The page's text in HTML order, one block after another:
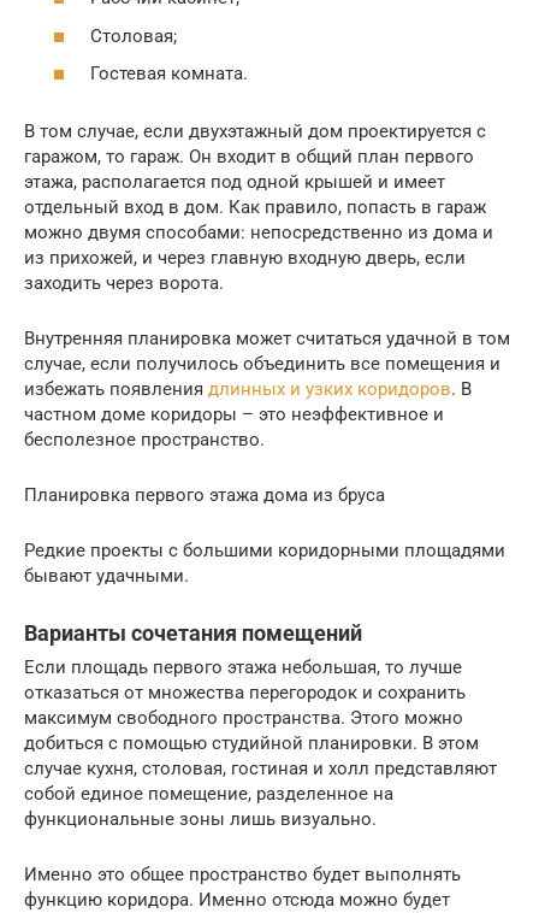
Столовая;
Гостевая комната.
В том случае, если двухэтажный дом проектируется с
гаражом, то гараж. Он входит в общий план первого
этажа, располагается под одной крышей и имеет
отдельный вход в дом. Как правило, попасть в гараж
можно двумя способами: непосредственно из дома и
из прихожей, и через главную входную дверь, если
заходить через ворота.
Внутренняя планировка может считаться удачной в том
случае, если получилось объединить все помещения и
избежать появления длинных и узких коридоров. В
частном доме коридоры – это неэффективное и
бесполезное пространство.
Планировка первого этажа дома из бруса
Редкие проекты с большими коридорными площадями
бывают удачными.
Варианты сочетания помещений
Если площадь первого этажа небольшая, то лучше
отказаться от множества перегородок и сохранить
максимум свободного пространства. Этого можно
добиться с помощью студийной планировки. В этом
случае кухня, столовая, гостиная и холл представляют
собой единое помещение, разделенное на
функциональные зоны лишь визуально.
Именно это общее пространство будет выполнять
функцию коридора. Именно отсюда можно будет